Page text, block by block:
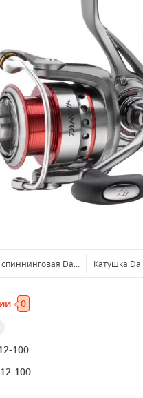
Daiwa Exceler 3000
Катушка
0
100
100